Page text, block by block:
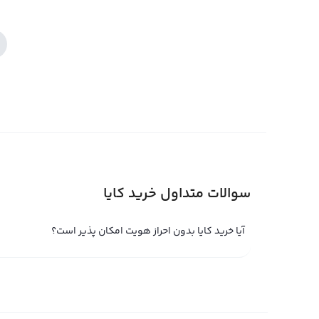
سوالات متداول خرید کایا
آیا خرید کایا بدون احراز هویت امکان پذیر است؟